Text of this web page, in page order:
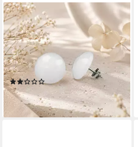
UNBESPIELT
Paar Ohrstecker Ohrringe
creme-weiß 14 mm
gehämmert Kunststoff
Damen, Modeschmuck für
Damen
(1)
11,90 €
lieferbar - in 4-5 Werktagen bei dir